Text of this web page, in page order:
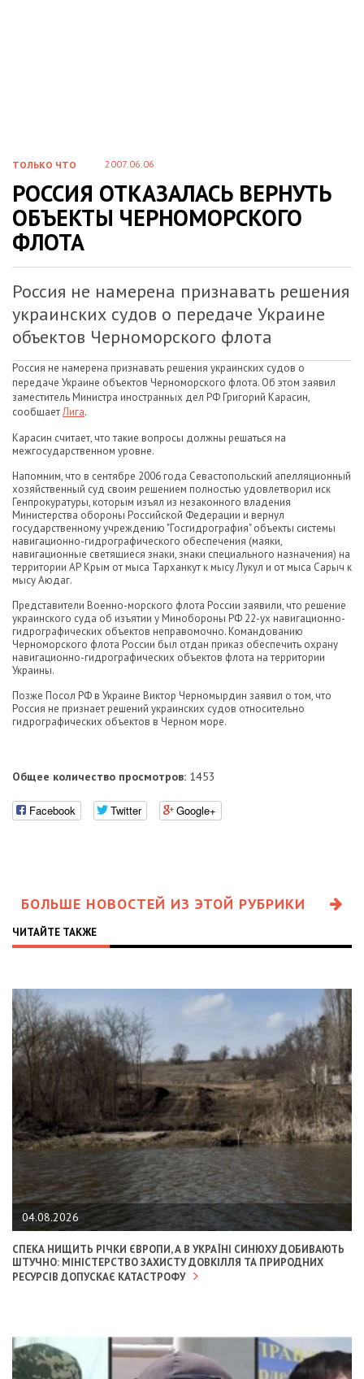
ТОЛЬКО ЧТО 2007.06.06
РОССИЯ ОТКАЗАЛАСЬ ВЕРНУТЬ
ОБЪЕКТЫ ЧЕРНОМОРСКОГО
ФЛОТА
Россия не намерена признавать решения
украинских судов о передаче Украине
объектов Черноморского флота
Россия не намерена признавать решения украинских судов о
передаче Украине объектов Черноморского флота. Об этом заявил
заместитель Министра иностранных дел РФ Григорий Карасин,
сообщаетЛига.
Карасин считает, что такие вопросы должны решаться на
межгосударственном уровне.
Напомним, что в сентябре 2006 года Севастопольский апелляционный
хозяйственный суд своим решением полностью удовлетворил иск
Генпрокуратуры, которым изъял из незаконного владения
Министерства обороны Российской Федерации и вернул
государственному учреждению "Госгидрография" объекты системы
навигационно-гидрографического обеспечения (маяки,
навигационные светящиеся знаки, знаки специального назначения) на
территории АР Крым от мыса Тарханкут к мысу Лукул и от мыса Сарыч к
мысу Аюдаг.
Представители Военно-морского флота России заявили, что решение
украинского суда об изъятии у Минобороны РФ 22-ух навигационно-
гидрографических объектов неправомочно. Командованию
Черноморского флота России был отдан приказ обеспечить охрану
навигационно-гидрографических объектов флота на территории
Украины.
Позже Посол РФ в Украине Виктор Черномырдин заявил о том, что
Россия не признает решений украинских судов относительно
гидрографических объектов в Черном море.
Общее количество просмотров: 1453
Facebook Twitter Google+
БОЛЬШЕ НОВОСТЕЙ ИЗ ЭТОЙ РУБРИКИ
ЧИТАЙТЕ ТАКЖЕ
04.08.2026
СПЕКА НИЩИТЬ РІЧКИ ЄВРОПИ, А В УКРАЇНІ СИНЮХУ ДОБИВАЮТЬ
ШТУЧНО: МІНІСТЕРСТВО ЗАХИСТУ ДОВКІЛЛЯ ТА ПРИРОДНИХ
РЕСУРСІВ ДОПУСКАЄ КАТАСТРОФУ